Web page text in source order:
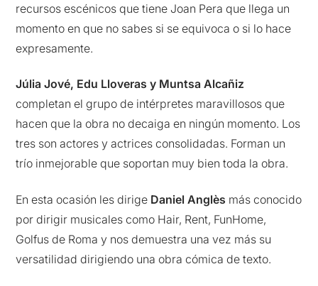
recursos escénicos que tiene Joan Pera que llega un
momento en que no sabes si se equivoca o si lo hace
expresamente.
Júlia Jové, Edu Lloveras y Muntsa Alcañiz
completan el grupo de intérpretes maravillosos que
hacen que la obra no decaiga en ningún momento. Los
tres son actores y actrices consolidadas. Forman un
trío inmejorable que soportan muy bien toda la obra.
En esta ocasión les dirige Daniel Anglès más conocido
por dirigir musicales como Hair, Rent, FunHome,
Golfus de Roma y nos demuestra una vez más su
versatilidad dirigiendo una obra cómica de texto.